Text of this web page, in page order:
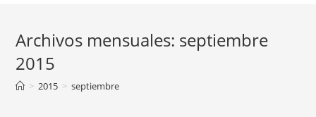
Archivos mensuales: septiembre
2015
> 2015 > septiembre